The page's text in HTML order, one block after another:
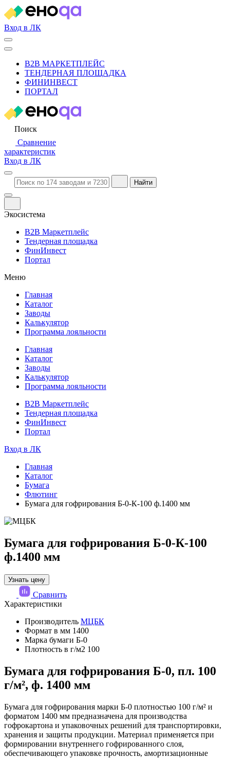
Вход в ЛК
B2B МАРКЕТПЛЕЙС
ТЕНДЕРНАЯ ПЛОЩАДКА
ФИНИНВЕСТ
ПОРТАЛ
Поиск
Сравнение
характеристик
Вход в ЛК
Найти
Экосистема
B2B Маркетплейс
Тендерная площадка
ФинИнвест
Портал
Меню
Главная
Каталог
Заводы
Калькулятор
Программа лояльности
Главная
Каталог
Заводы
Калькулятор
Программа лояльности
B2B Маркетплейс
Тендерная площадка
ФинИнвест
Портал
Вход в ЛК
Главная
Каталог
Бумага
Флютинг
Бумага для гофрирования Б-0-К-100 ф.1400 мм
Бумага для гофрирования Б-0-К-100
ф.1400 мм
Узнать цену
Сравнить
Характеристики
Производитель МЦБК
Формат в мм 1400
Марка бумаги Б-0
Плотность в г/м2 100
Бумага для гофрирования Б-0, пл. 100
г/м², ф. 1400 мм
Бумага для гофрирования марки Б-0 плотностью 100 г/м² и
форматом 1400 мм предназначена для производства
гофрокартона и упаковочных решений для транспортировки,
хранения и защиты продукции. Материал применяется при
формировании внутреннего гофрированного слоя,
обеспечивающего упаковке прочность, амортизационные